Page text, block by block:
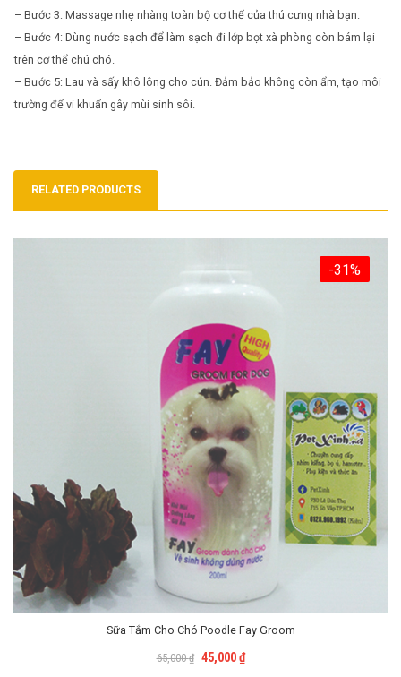
– Bước 3: Massage nhẹ nhàng toàn bộ cơ thể của thú cưng nhà bạn.
– Bước 4: Dùng nước sạch để làm sạch đi lớp bọt xà phòng còn bám lại
trên cơ thể chú chó.
– Bước 5: Lau và sấy khô lông cho cún. Đảm bảo không còn ẩm, tạo môi
trường để vi khuẩn gây mùi sinh sôi.
RELATED PRODUCTS
-31%
Sữa Tắm Cho Chó Poodle Fay Groom
65,000₫ 45,000₫